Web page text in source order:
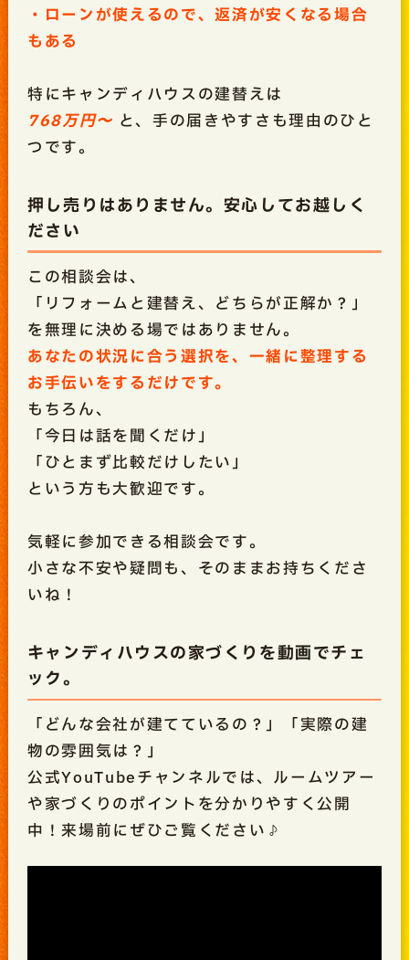
・ローンが使えるので、返済が安くなる場合
もある
特にキャンディハウスの建替えは
768万円〜 と、手の届きやすさも理由のひと
つです。
押し売りはありません。安心してお越しく
ださい
この相談会は、
「リフォームと建替え、どちらが正解か？」
を無理に決める場ではありません。
あなたの状況に合う選択を、一緒に整理する
お手伝いをするだけです。
もちろん、
「今日は話を聞くだけ」
「ひとまず比較だけしたい」
という方も大歓迎です。
気軽に参加できる相談会です。
小さな不安や疑問も、そのままお持ちくださ
いね！
キャンディハウスの家づくりを動画でチェ
ック。
「どんな会社が建てているの？」「実際の建
物の雰囲気は？」
公式YouTubeチャンネルでは、ルームツアー
や家づくりのポイントを分かりやすく公開
中！来場前にぜひご覧ください♪